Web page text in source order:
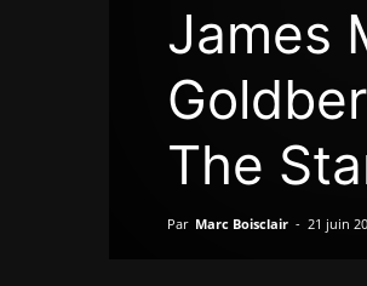
James
The
Par Marc Boisclair - 21 juin